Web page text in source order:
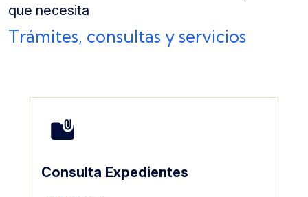
que necesita
Trámites, consultas y servicios
Imagen
Consulta Expedientes